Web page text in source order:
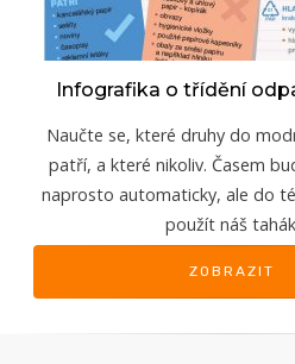
Infografika o třídění
Naučte se, které druhy do
patří, a které nikoliv. Časem
naprosto automaticky, ale do
použít náš
ZOBRAZIT